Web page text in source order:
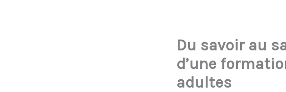
Du savoir au
d’une
adultes